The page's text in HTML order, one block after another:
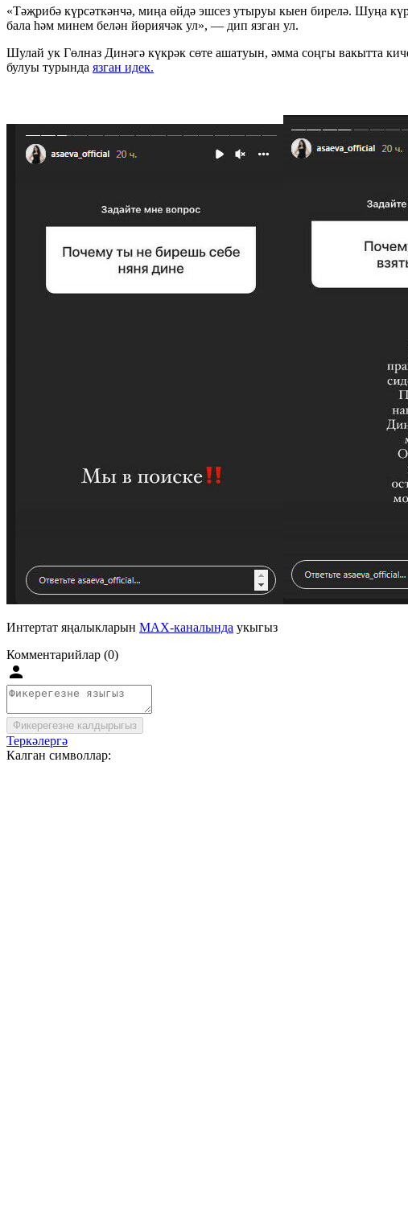
«Тәҗрибә күрсәткәнчә, миңа өйдә эшсез утыруы кыен бирелә. Шуңа
бала һәм минем белән йөриячәк ул», — дип язган ул.
Шулай ук Гөлназ Динәгә күкрәк сөте ашатуын, әмма соңгы вакытта
булуы турында язган идек.
Интертат яңалыкларын MAX-каналында укыгыз
Комментарийлар (0)
Фикерегезне калдырыгыз
Теркәлергә
Калган символлар: